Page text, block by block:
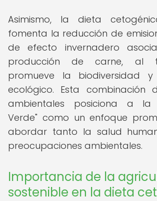
Asimismo, la dieta
fomenta la reducción de
de efecto invernadero
producción de carne, al
promueve la biodiversidad y
ecológico. Esta combinación
ambientales posiciona a la
Verde" como un enfoque
abordar tanto la salud
preocupaciones ambientales.
Importancia de la
sostenible en la dieta